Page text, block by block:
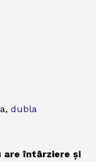
dubla
are întârziere și